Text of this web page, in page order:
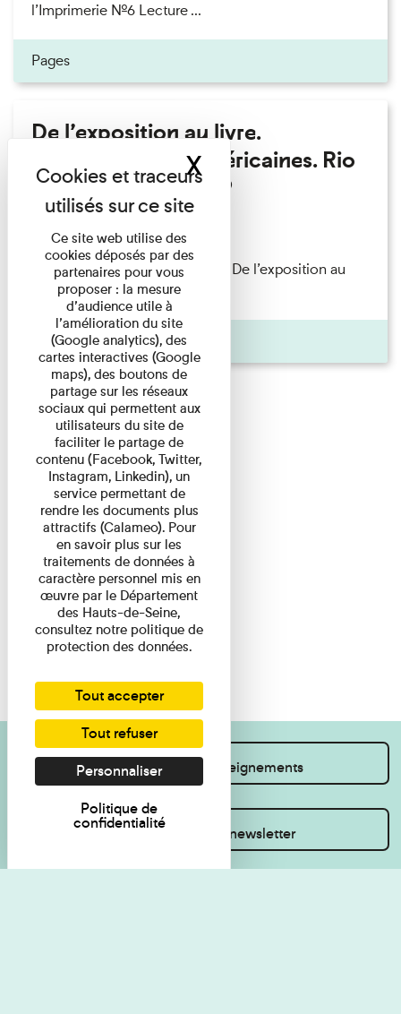
l’Imprimerie n°6 Lecture ...
Pages
De l’exposition au livre.
Modernités sud-américaines. Rio
– Buenos Aires 1909
Lecture
Les Invités de l’Imprimerie n°8. De l’exposition au
livre. Modernités ...
Pages
Je souhaite des renseignements
Inscrivez-vous à la newsletter
Ce site web utilise des
cookies déposés par des
partenaires pour vous
proposer : la mesure
d’audience utile à
l’amélioration du site
(Google analytics), des
cartes interactives (Google
maps), des boutons de
partage sur les réseaux
sociaux qui permettent aux
utilisateurs du site de
faciliter le partage de
contenu (Facebook, Twitter,
Instagram, Linkedin), un
service permettant de
rendre les documents plus
attractifs (Calameo). Pour
en savoir plus sur les
traitements de données à
caractère personnel mis en
œuvre par le Département
des Hauts-de-Seine,
consultez notre politique de
protection des données.
Tout accepter
Tout refuser
Personnaliser
Politique de
confidentialité
XMasquer le